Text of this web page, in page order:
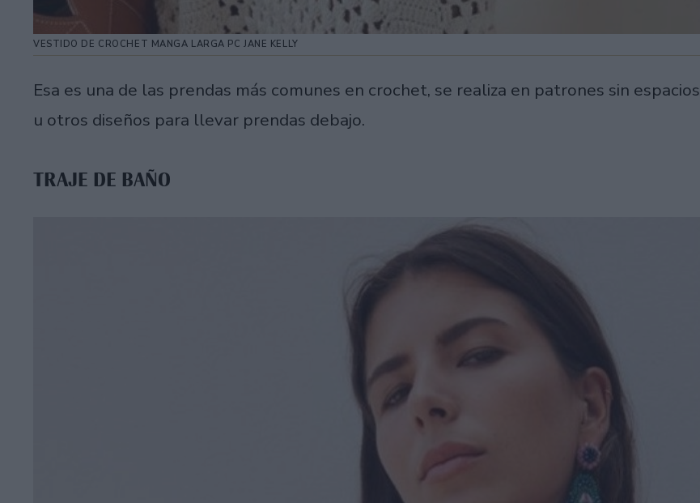
VESTIDO DE CROCHET MANGA LARGA PC JANE KELLY
Esa es una de las prendas más comunes en crochet, se realiza en patrones sin espacios
u otros diseños para llevar prendas debajo.
TRAJE DE BAÑO